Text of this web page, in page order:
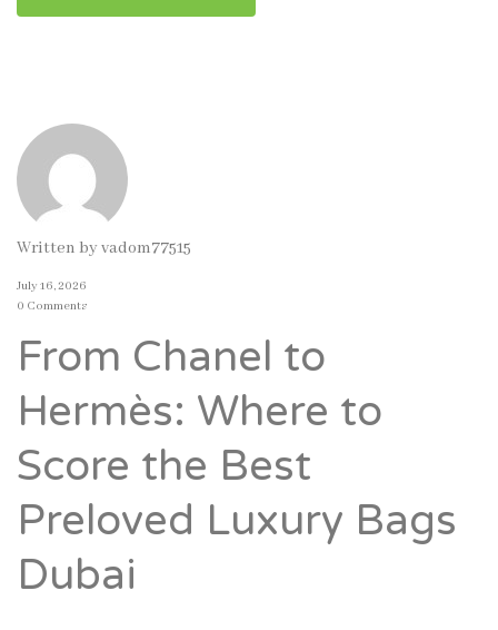
Written byvadom77515
July 16, 2026
0 Comments
From Chanel to
Hermès: Where to
Score the Best
Preloved Luxury Bags
Dubai